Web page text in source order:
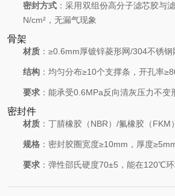
密封方式 ：采用双组份高分子滤芯胶与
N/cm²，无漏气现象
骨架
材质 ：≥0.6mm厚镀锌菱形网/304不锈钢
结构 ：均匀分布≥10个支撑条，开孔率
要求 ：能承受0.6MPa反向清灰压力不变
密封件
材质 ：丁腈橡胶（NBR）/氟橡胶（FKM）
规格 ：密封胶圈宽度≥10mm，厚度
要求 ：弹性邵氏硬度70±5，能在120℃